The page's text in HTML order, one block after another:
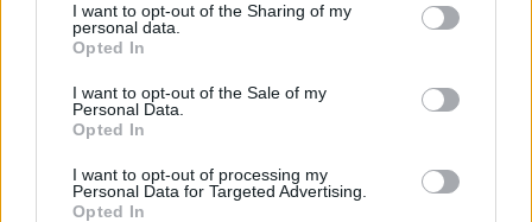
I want to opt-out of the Sharing of my
personal data.
Opted In
I want to opt-out of the Sale of my
Personal Data.
Opted In
I want to opt-out of processing my
Personal Data for Targeted Advertising.
Opted In